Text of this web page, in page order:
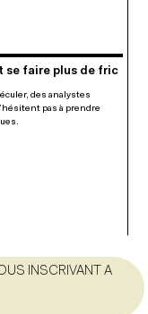
se faire plus de fric
des analystes
pas à prendre
INSCRIVANT A